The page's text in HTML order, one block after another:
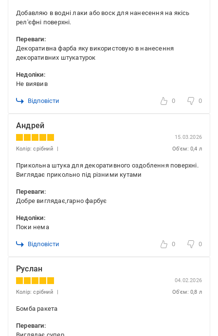
Добавляю в водні лаки або воск для нанесення на якісь
рел'єфні поверхні.
Переваги:
Декоративна фарба яку використовую в нанесення
декоративних штукатурок
Недоліки:
Не виявив
Відповісти 0 0
Андрей
15.03.2026
Колір: срібний
Об'єм: 0,4 л
Прикольна штука для декоративного оздоблення поверхні.
Виглядає прикольно під різними кутами
Переваги:
Добре виглядає,гарно фарбує
Недоліки:
Поки нема
Відповісти 0 0
Руслан
04.02.2026
Колір: срібний
Об'єм: 0,8 л
Бомба ракета
Переваги: